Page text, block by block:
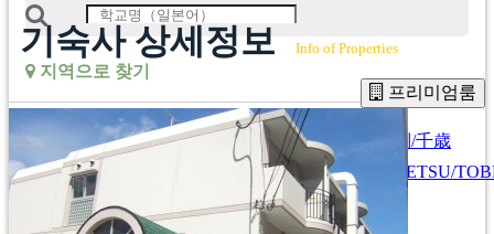
지역으로 찾기
北海道/札幌
HOKKAIDO/SAPPORO
札幌/江別/当別/千歳
SAPPORO/EBETSU/
首都圏全域
기숙사 상세정보 Info of Properties
프리미엄룸